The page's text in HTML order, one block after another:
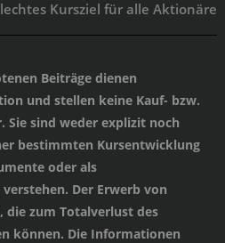
Kursziel für alle Aktionäre
Beiträge dienen
und stellen keine Kauf- bzw.
Sie sind weder explizit noch
bestimmten Kursentwicklung
oder als
Der Erwerb von
die zum Totalverlust des
können. Die Informationen